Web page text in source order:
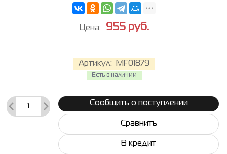
Артикул: MF01879
Есть в наличии
Цена: 955 руб.
Сообщить о поступлении
Сравнить
В кредит